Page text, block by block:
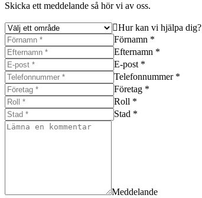
Skicka ett meddelande så hör vi av oss.
Hur kan vi hjälpa dig?
Förnamn *
Efternamn *
E-post *
Telefonnummer *
Företag *
Roll *
Stad *
Meddelande